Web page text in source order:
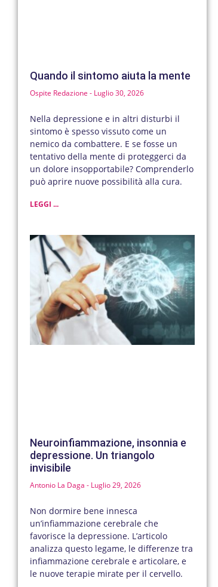
Quando il sintomo aiuta la mente
Ospite Redazione Luglio 30, 2026
Nella depressione e in altri disturbi il
sintomo è spesso vissuto come un
nemico da combattere. E se fosse un
tentativo della mente di proteggerci da
un dolore insopportabile? Comprenderlo
può aprire nuove possibilità alla cura.
LEGGI ...
Neuroinfiammazione, insonnia e
depressione. Un triangolo
invisibile
Antonio La Daga Luglio 29, 2026
Non dormire bene innesca
un’infiammazione cerebrale che
favorisce la depressione. L’articolo
analizza questo legame, le differenze tra
infiammazione cerebrale e articolare, e
le nuove terapie mirate per il cervello.